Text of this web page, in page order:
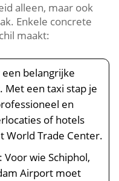
alleen, maar ook
Enkele concrete
maakt:
een belangrijke
een taxi stap je
en
of hotels
World Trade Center.
: Voor wie Schiphol,
Airport moet